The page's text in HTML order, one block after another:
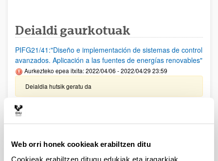
Web orri honek cookieak erabiltzen ditu
Deialdi gaurkotuak
PIFG21/41:"Diseño e implementación de sistemas de control
avanzados. Aplicación a las fuentes de energías renovables"
Aurkezteko epea itxita: 2022/04/06 - 2022/04/29 23:59
Deialdia hutsik geratu da
PIFG21/40: “Comunicaciones inalámbricas aplicadas al
control avanzado”
Deialdia hutsik geratu da